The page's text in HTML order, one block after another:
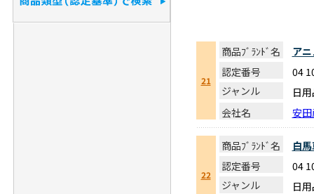
21
商品ﾌﾞﾗﾝﾄﾞ名
ア
認定番号
04
ジャンル
日
会社名
安
22
商品ﾌﾞﾗﾝﾄﾞ名
白
認定番号
04
ジャンル
日